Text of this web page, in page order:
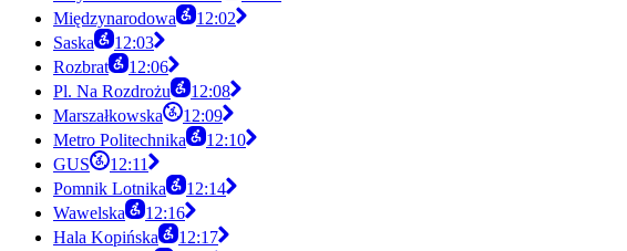
Międzynarodowa
12:02
Saska
12:03
Rozbrat
12:06
Pl. Na Rozdrożu
12:08
Marszałkowska
12:09
Metro Politechnika
12:10
GUS
12:11
Pomnik Lotnika
12:14
Wawelska
12:16
Hala Kopińska
12:17